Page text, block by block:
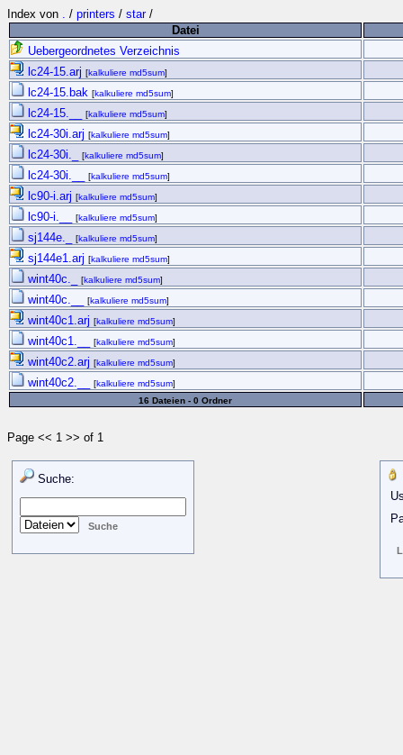
Index von . / printers / star/
Datei
Uebergeordnetes Verzeichnis
lc24-15.arj [kalkuliere md5sum]
lc24-15.bak [kalkuliere md5sum]
lc24-15.__ [kalkuliere md5sum]
lc24-30i.arj [kalkuliere md5sum]
lc24-30i._ [kalkuliere md5sum]
lc24-30i.__ [kalkuliere md5sum]
lc90-i.arj [kalkuliere md5sum]
lc90-i.__ [kalkuliere md5sum]
sj144e._ [kalkuliere md5sum]
sj144e1.arj [kalkuliere md5sum]
wint40c._ [kalkuliere md5sum]
wint40c.__ [kalkuliere md5sum]
wint40c1.arj [kalkuliere md5sum]
wint40c1.__ [kalkuliere md5sum]
wint40c2.arj [kalkuliere md5sum]
wint40c2.__ [kalkuliere md5sum]
16 Dateien - 0 Ordner
Page << 1 >> of 1
Suche: